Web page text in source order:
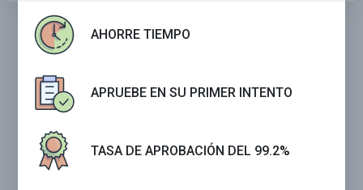
AHORRE TIEMPO
APRUEBE EN SU PRIMER INTENTO
TASA DE APROBACIÓN DEL 99.2%